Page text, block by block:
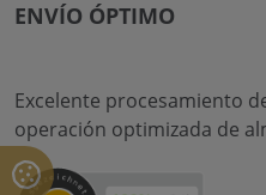
ENVÍO ÓPTIMO
Excelente procesamiento
operación optimizada de